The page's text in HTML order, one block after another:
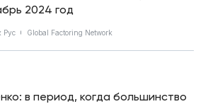
2024 год
Рус Global Factoring Network
в период, когда большинство